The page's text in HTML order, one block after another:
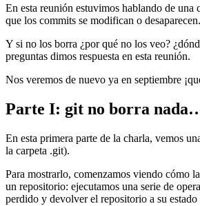
En esta reunión estuvimos hablando de
que los commits se modifican o
Y si no los borra ¿por qué no los veo?
preguntas dimos respuesta en esta reunión.
Nos veremos de nuevo ya en septiembre
Parte I: git no borra
En esta primera parte de la charla, vemos
la carpeta .git).
Para mostrarlo, comenzamos viendo cómo
un repositorio: ejecutamos una serie de
perdido y devolver el repositorio a su